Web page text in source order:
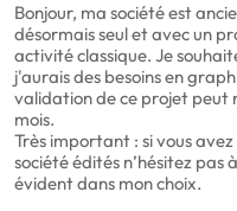
Bonjour, ma société est
désormais seul et avec un
activité classique. Je
j'aurais des besoins en
validation de ce projet peut
mois.
Très important : si vous
société édités n’hésitez pas
évident dans mon choix.